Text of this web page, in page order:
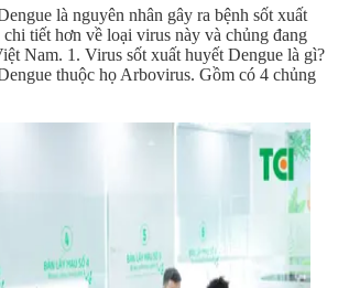
là nguyên nhân gây ra bệnh sốt xuất
tiết hơn về loại virus này và chủng đang
Nam. 1. Virus sốt xuất huyết Dengue là gì?
thuộc họ Arbovirus. Gồm có 4 chủng